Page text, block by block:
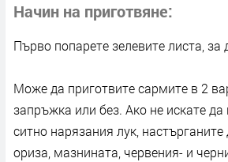
Начин на приготвяне
Първо попарете зелевите листа, за
Може да приготвите сармите в 2
запръжка или без. Ако не искате
ситно нарязания лук,
ориза, мазнината, червения- и